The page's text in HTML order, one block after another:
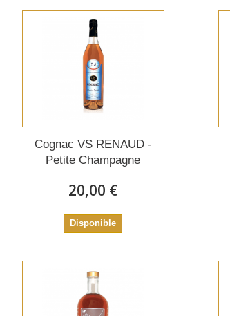
Cognac VS RENAUD -
Petite Champagne
20,00 €
Disponible